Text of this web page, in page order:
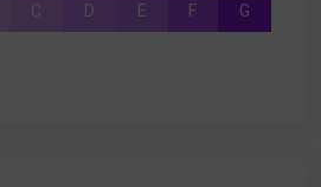
C D E F G